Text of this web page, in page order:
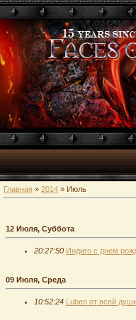
Главная » 2014 » Июль
12 Июля, Суббота
20:27:50 Индиго с днем
09 Июля, Среда
10:52:24 Luben от всей